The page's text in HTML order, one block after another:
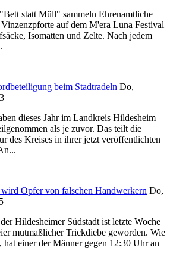
statt Müll" sammeln Ehrenamtliche
auf dem M'era Luna Festival
Isomatten und Zelte. Nach jedem
beim Stadtradeln Do,
dieses Jahr im Landkreis Hildesheim
als je zuvor. Das teilt die
des Kreises in ihrer jetzt veröffentlichten
Opfer von falschen Handwerkern Do,
Hildesheimer Südstadt ist letzte Woche
mutmaßlicher Trickdiebe geworden. Wie
einer der Männer gegen 12:30 Uhr an